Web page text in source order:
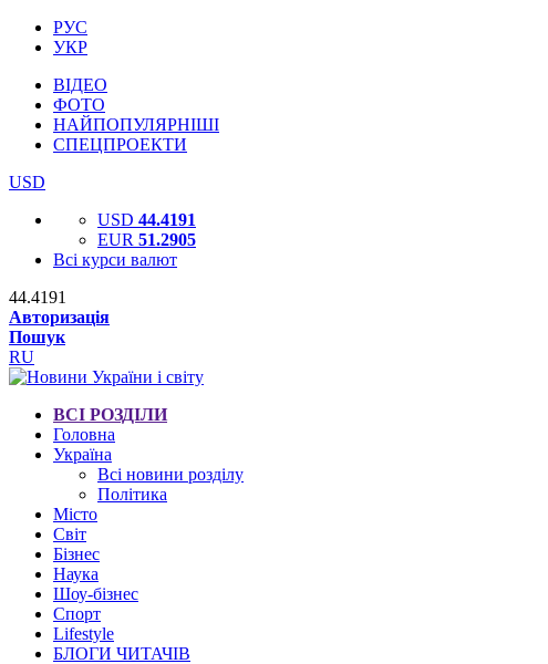
РУС
УКР
ВІДЕО
ФОТО
НАЙПОПУЛЯРНІШІ
СПЕЦПРОЕКТИ
USD
USD 44.4191
EUR 51.2905
Всі курси валют
44.4191
Авторизація
Пошук
RU
ВСІ РОЗДІЛИ
Головна
Україна
Всі новини розділу
Політика
Місто
Світ
Бізнес
Наука
Шоу-бізнес
Спорт
Lifestyle
БЛОГИ ЧИТАЧІВ